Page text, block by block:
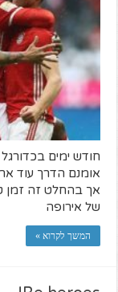
חודש ימים
אומנם הדרך עוד
אך בהחלט זה זמן
של אירופה
המשך לקרוא »